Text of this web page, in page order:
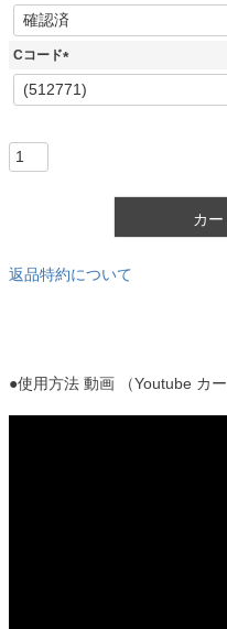
(
Cコード
(
必
カ
返品特約について
●使用方法 動画 （Youtube カ